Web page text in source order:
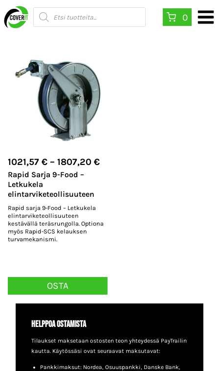
Siirry
sisältöön
Products
search
0
1021,57 € – 1807,20 €Hintaluokka:
Rapid Sarja 9-Food –
Letkukela
elintarviketeollisuuteen
Rapid sarja 9-Food – Letkukela
elintarviketeollisuuteen
kestävällä teräsrungolla. Optiona
myös Rapid-SCS kelauksen
turvamekanismi.
OSTA
Tällä
useampi
muunnelma.
Helppoa ostamista
Tilaukset maksetaan ostosten teon yhteydessä PayTrailin
kautta. Käytössäsi ovat seuraavat maksutavat:
Pankkimaksut: Nordea, Osuuspankki, Danske Bank,